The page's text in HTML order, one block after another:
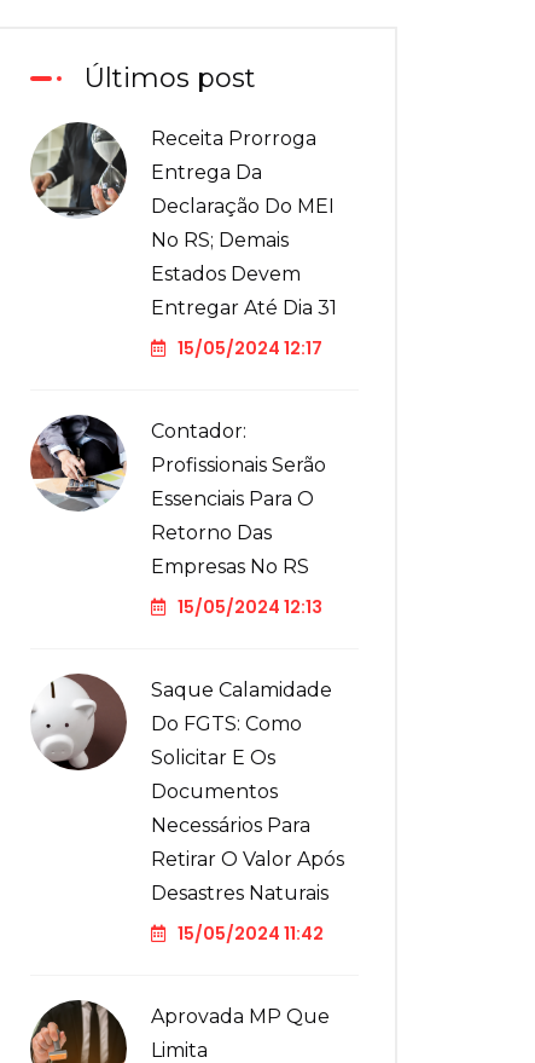
Últimos post
Receita Prorroga
Entrega Da
Declaração Do MEI
No RS; Demais
Estados Devem
Entregar Até Dia 31
15/05/2024 12:17
Contador:
Profissionais Serão
Essenciais Para O
Retorno Das
Empresas No RS
15/05/2024 12:13
Saque Calamidade
Do FGTS: Como
Solicitar E Os
Documentos
Necessários Para
Retirar O Valor Após
Desastres Naturais
15/05/2024 11:42
Aprovada MP Que
Limita